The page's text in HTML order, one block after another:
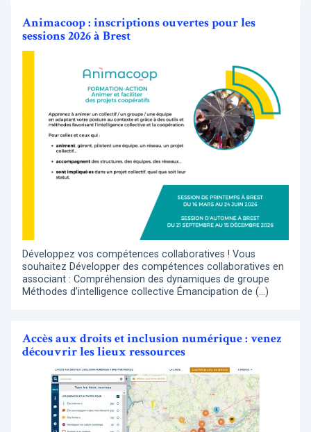
Animacoop : inscriptions ouvertes pour les
sessions 2026 à Brest
Développez vos compétences collaboratives ! Vous
souhaitez Développer des compétences collaboratives en
associant : Compréhension des dynamiques de groupe
Méthodes d’intelligence collective Émancipation de (…)
Accès aux droits et inclusion numérique : venez
découvrir les lieux ressources